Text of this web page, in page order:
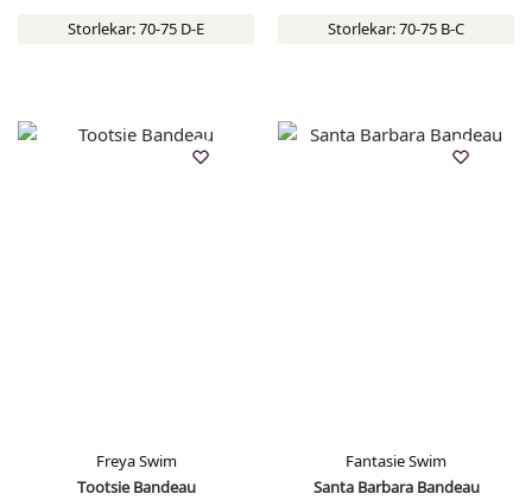
Storlekar: 70-75 D-E Storlekar: 70-75 B-C
Freya Swim
Tootsie Bandeau
Fantasie Swim
Santa Barbara Bandeau